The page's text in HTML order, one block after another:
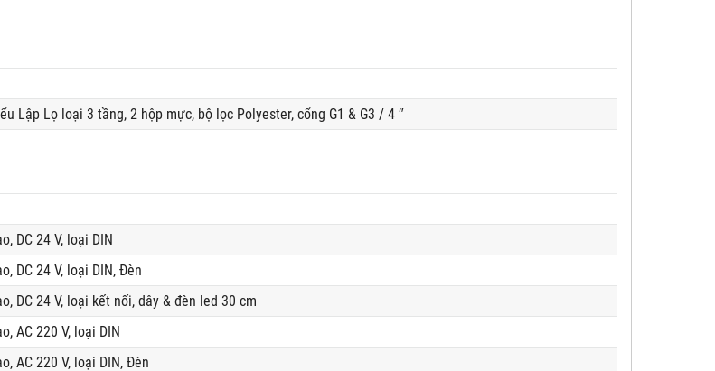
Lập Lọ loại 3 tầng, 2 hộp mực, bộ lọc Polyester, cổng G1 & G3 / 4 ″
DC 24 V, loại DIN
DC 24 V, loại DIN, Đèn
DC 24 V, loại kết nối, dây & đèn led 30 cm
AC 220 V, loại DIN
AC 220 V, loại DIN, Đèn